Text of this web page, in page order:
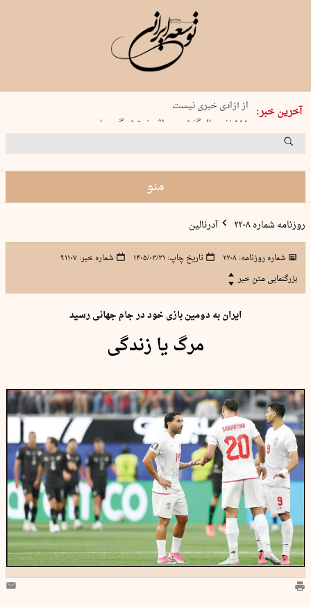
آخرین خبر:
از آزادی خبری نیست
۸۸۸ نفر سال گذشته بر اثر غرق‌شدگی جان …
غارت در روز روشن
حمید محرمیان، پایه‌گذار نشریه…
منو
روزنامه شماره ۲۲۰۸ آدرنالین
شماره روزنامه:۲۲۰۸ تاریخ چاپ: ۱۴۰۵/۰۳/۳۱ شماره خبر:۹۱۱۰۷
بزرگنمایی متن خبر
ایران به دومین بازی خود در جام جهانی رسید
مرگ یا زندگی